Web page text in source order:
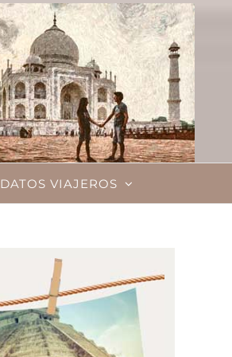
DATOS VIAJEROS